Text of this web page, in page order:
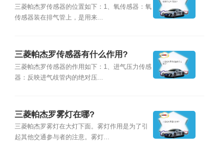
三菱帕杰罗传感器的位置如下：1、氧传感器：氧
传感器装在排气管上，是用来...
三菱帕杰罗传感器有什么作用?
三菱帕杰罗传感器的作用如下：1、进气压力传感
器：反映进气歧管内的绝对压...
三菱帕杰罗雾灯在哪?
三菱帕杰罗雾灯在大灯下面。雾灯作用是为了引
起其他交通参与者的注意。雾灯...